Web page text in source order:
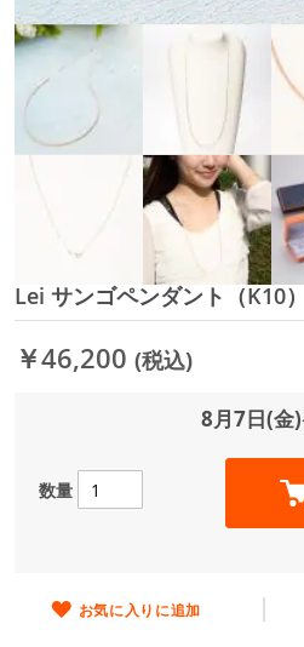
イ
メ
ー
ジ
Lei サンゴペンダント（K10）
￥46,200 (税込)
8月7日(金)
数量
お気に入りに追加